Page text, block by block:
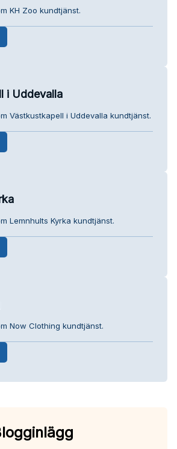
KH Zoo kundtjänst.
i Uddevalla
Västkustkapell i Uddevalla kundtjänst.
Lemnhults Kyrka kundtjänst.
Now Clothing kundtjänst.